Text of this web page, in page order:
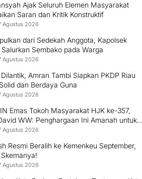
Ajak Seluruh Elemen Masyarakat
Saran dan Kritik Konstruktif
Agustus 2026
dari Sedekah Anggota, Kapolsek
Sembako pada Warga
Agustus 2026
Amran Tambi Siapkan PKDP Riau
dan Berdaya Guna
Agustus 2026
Emas Tokoh Masyarakat HJK ke-357,
WW: Penghargaan Ini Amanah untuk
kepada Warga Padang
Agustus 2026
Resmi Beralih ke Kemenkeu September,
Agustus 2026